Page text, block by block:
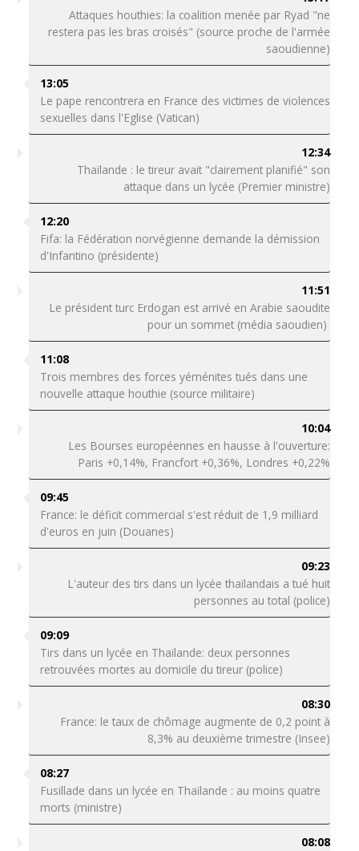
Attaques houthies: la coalition menée par Ryad "ne
restera pas les bras croisés" (source proche de l'armée
saoudienne)
13:05
Le pape rencontrera en France des victimes de violences
sexuelles dans l'Eglise (Vatican)
12:34
Thaïlande : le tireur avait "clairement planifié" son
attaque dans un lycée (Premier ministre)
12:20
Fifa: la Fédération norvégienne demande la démission
d'Infantino (présidente)
11:51
Le président turc Erdogan est arrivé en Arabie saoudite
pour un sommet (média saoudien)
11:08
Trois membres des forces yéménites tués dans une
nouvelle attaque houthie (source militaire)
10:04
Les Bourses européennes en hausse à l'ouverture:
Paris +0,14%, Francfort +0,36%, Londres +0,22%
09:45
France: le déficit commercial s'est réduit de 1,9 milliard
d'euros en juin (Douanes)
09:23
L'auteur des tirs dans un lycée thaïlandais a tué huit
personnes au total (police)
09:09
Tirs dans un lycée en Thaïlande: deux personnes
retrouvées mortes au domicile du tireur (police)
08:30
France: le taux de chômage augmente de 0,2 point à
8,3% au deuxième trimestre (Insee)
08:27
Fusillade dans un lycée en Thaïlande : au moins quatre
morts (ministre)
08:08